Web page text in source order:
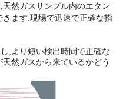
然ガスサンプル内のエタン
ます.現場で迅速で正確な指
,より短い検出時間で正確な
然ガスから来ているかどう